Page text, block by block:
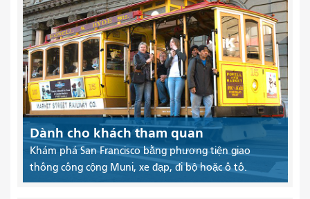
Dành cho khách tham quan
Khám phá San Francisco bằng phương tiện giao
thông công cộng Muni, xe đạp, đi bộ hoặc ô tô.